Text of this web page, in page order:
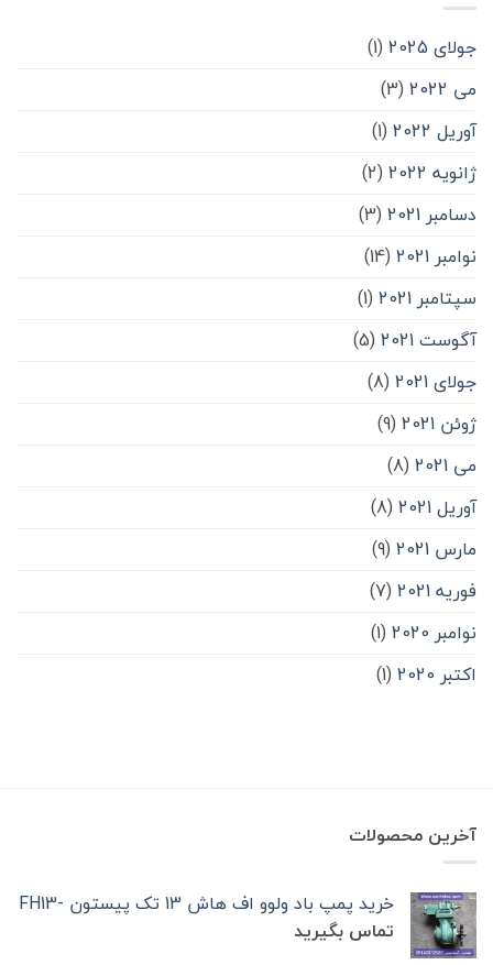
جولای 2025
(1)
می 2022
(3)
آوریل 2022
(1)
ژانویه 2022
(2)
دسامبر 2021
(3)
نوامبر 2021
(14)
سپتامبر 2021
(1)
آگوست 2021
(5)
جولای 2021
(8)
ژوئن 2021
(9)
می 2021
(8)
آوریل 2021
(8)
مارس 2021
(9)
فوریه 2021
(7)
نوامبر 2020
(1)
اکتبر 2020
(1)
آخرین محصولات
خرید پمپ باد ولوو اف هاش 13 تک‌ پیستون -FH13
تماس بگیرید